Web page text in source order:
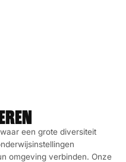
een grote diversiteit
omgeving verbinden. Onze